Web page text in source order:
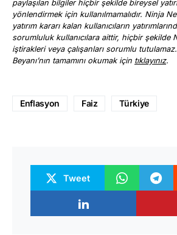
paylaşılan bilgiler hiçbir şekilde bireysel
yönlendirmek için kullanılmamalıdır. Ninja
yatırım kararı kalan kullanıcıların
sorumluluk kullanıcılara aittir, hiçbir şekilde
iştirakleri veya çalışanları sorumlu
Beyanı’nın tamamını okumak için tıklayınız.
Enflasyon Faiz Türkiye
Tweet